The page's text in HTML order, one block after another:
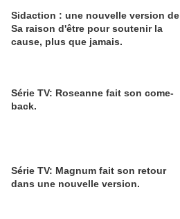
Sidaction : une nouvelle version de
Sa raison d'être pour soutenir la
cause, plus que jamais.
Série TV: Roseanne fait son come-
back.
Série TV: Magnum fait son retour
dans une nouvelle version.